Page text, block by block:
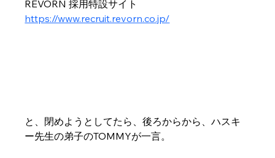
REVORN 採用特設サイト
https://www.recruit.revorn.co.jp/
と、閉めようとしてたら、後ろからから、ハスキ
ー先生の弟子のTOMMYが一言。